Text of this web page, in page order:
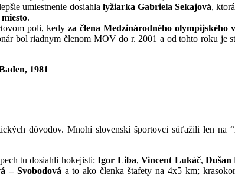
umiestnenie dosiahla lyžiarka Gabriela Sekajová,
miesto.
poli, kedy za člena Medzinárodného olympijského
bol riadnym členom MOV do r. 2001 a od tohto roku je
1981
dôvodov. Mnohí slovenskí športovci súťažili len na “
tu dosiahli hokejisti: Igor Liba,Vincent Lukáč, Dušan
– Svobodová a to ako členka štafety na 4x5 km;